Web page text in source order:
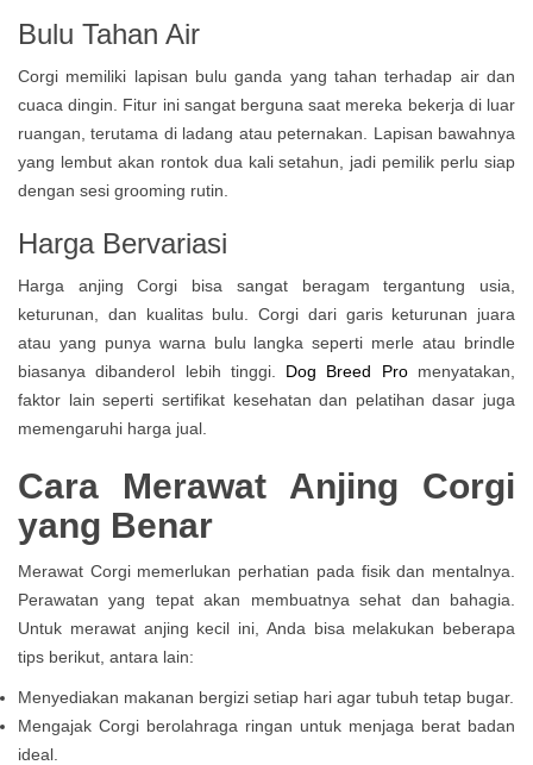
Bulu Tahan Air
Corgi memiliki lapisan bulu ganda yang tahan terhadap air dan
cuaca dingin. Fitur ini sangat berguna saat mereka bekerja di luar
ruangan, terutama di ladang atau peternakan. Lapisan bawahnya
yang lembut akan rontok dua kali setahun, jadi pemilik perlu siap
dengan sesi grooming rutin.
Harga Bervariasi
Harga anjing Corgi bisa sangat beragam tergantung usia,
keturunan, dan kualitas bulu. Corgi dari garis keturunan juara
atau yang punya warna bulu langka seperti merle atau brindle
biasanya dibanderol lebih tinggi. Dog Breed Promenyatakan,
faktor lain seperti sertifikat kesehatan dan pelatihan dasar juga
memengaruhi harga jual.
Cara Merawat Anjing Corgi
yang Benar
Merawat Corgi memerlukan perhatian pada fisik dan mentalnya.
Perawatan yang tepat akan membuatnya sehat dan bahagia.
Untuk merawat anjing kecil ini, Anda bisa melakukan beberapa
tips berikut, antara lain:
Menyediakan makanan bergizi setiap hari agar tubuh tetap bugar.
Mengajak Corgi berolahraga ringan untuk menjaga berat badan
ideal.